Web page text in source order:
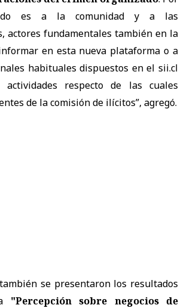
es a la comunidad y a las
actores fundamentales también en la
en esta nueva plataforma o a
habituales dispuestos en el sii.cl
actividades respecto de las cuales
de la comisión de ilícitos”, agregó.
se presentaron los resultados
"Percepción sobre negocios de